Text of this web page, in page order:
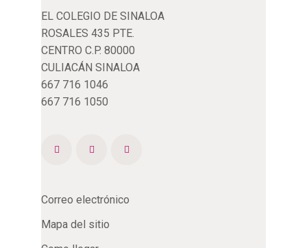
EL COLEGIO DE SINALOA
ROSALES 435 PTE.
CENTRO C.P. 80000
CULIACÁN SINALOA
667 716 1046
667 716 1050
Correo electrónico
Mapa del sitio